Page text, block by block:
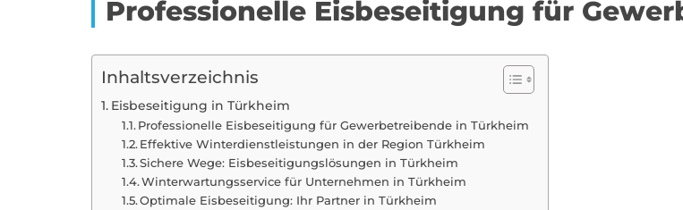
Professionelle Eisbeseitigung für
Inhaltsverzeichnis
Eisbeseitigung in Türkheim
Professionelle Eisbeseitigung für Gewerbetreibende in Türkheim
Effektive Winterdienstleistungen in der Region Türkheim
Sichere Wege: Eisbeseitigungslösungen in Türkheim
Winterwartungsservice für Unternehmen in Türkheim
Optimale Eisbeseitigung: Ihr Partner in Türkheim